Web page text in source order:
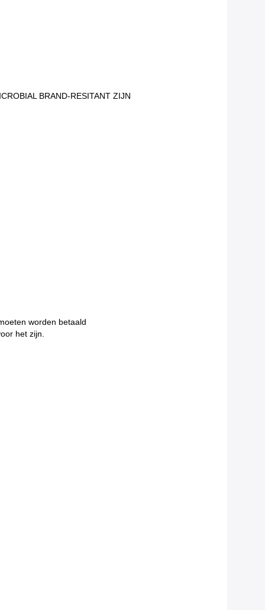
BRAND-RESITANT ZIJN
worden betaald
het zijn.